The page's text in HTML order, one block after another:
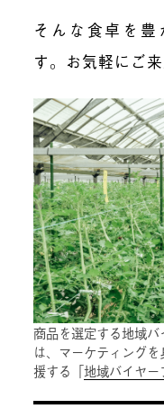
そんな食卓を豊
す。お気軽にご来
商品を選定する地域
は、マーケティング
援する「地域バイヤー